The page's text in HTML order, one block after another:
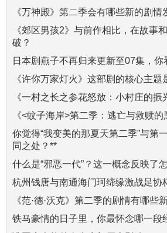
《万神殿》第二季会有哪些新的剧情
《郊区男孩2》与前作相比，在故事
破？
日本剧燕子不再归来更新至07集，你
《许你万家灯火》这部剧的核心主题
《一村之长之参花怒放：小村庄的振
《<蚊子海岸>第二季：逃亡与救赎的
你觉得“我变美的那夏天第二季”与第
同之处？**
什么是“邪恶一代”？这一概念反映了
杭州钱唐与南通海门珂缔缘激战足协
《范·德·沃克》第二季的剧情有哪些
铁马豪情的日子里，你最怀念哪一段